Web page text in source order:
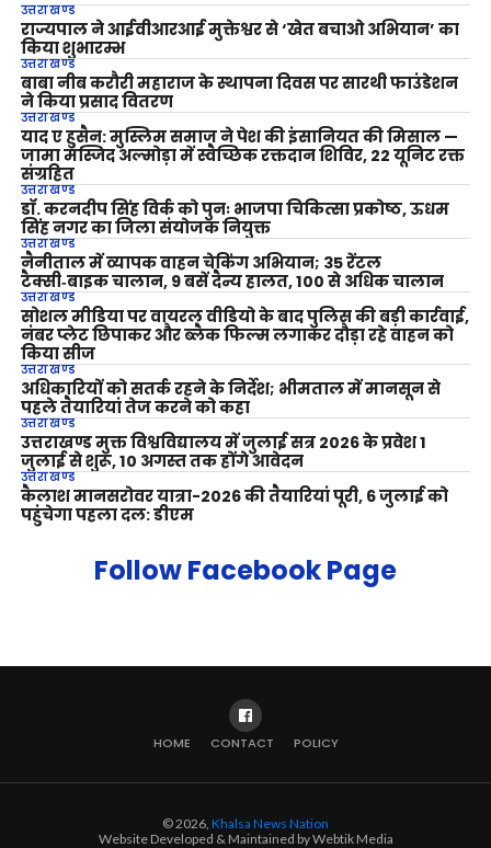
उत्तराखण्ड
राज्यपाल ने आईवीआरआई मुक्तेश्वर से ‘खेत बचाओ अभियान’ का
किया शुभारम्भ
उत्तराखण्ड
बाबा नीब करौरी महाराज के स्थापना दिवस पर सारथी फाउंडेशन
ने किया प्रसाद वितरण
उत्तराखण्ड
याद ए हुसैन: मुस्लिम समाज ने पेश की इंसानियत की मिसाल —
जामा मस्जिद अल्मोड़ा में स्वैच्छिक रक्तदान शिविर, 22 यूनिट रक्त
संग्रहित
उत्तराखण्ड
डॉ. करनदीप सिंह विर्क को पुनः भाजपा चिकित्सा प्रकोष्ठ, ऊधम
सिंह नगर का जिला संयोजक नियुक्त
उत्तराखण्ड
नैनीताल में व्यापक वाहन चेकिंग अभियान; 35 रेंटल
टैक्सी‑बाइक चालान, 9 बसें दैन्य हालत, 100 से अधिक चालान
उत्तराखण्ड
सोशल मीडिया पर वायरल वीडियो के बाद पुलिस की बड़ी कार्रवाई,
नंबर प्लेट छिपाकर और ब्लैक फिल्म लगाकर दौड़ा रहे वाहन को
किया सीज
उत्तराखण्ड
अधिकारियों को सतर्क रहने के निर्देश; भीमताल में मानसून से
पहले तैयारियां तेज करने को कहा
उत्तराखण्ड
उत्तराखण्ड मुक्त विश्वविद्यालय में जुलाई सत्र 2026 के प्रवेश 1
जुलाई से शुरू, 10 अगस्त तक होंगे आवेदन
उत्तराखण्ड
कैलाश मानसरोवर यात्रा-2026 की तैयारियां पूरी, 6 जुलाई को
पहुंचेगा पहला दल: डीएम
Follow Facebook Page
HOME CONTACT POLICY
© 2026, Khalsa News Nation
Website Developed & Maintained by Webtik Media